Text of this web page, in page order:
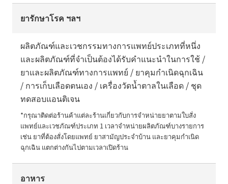
ยารักษาโรค ฯลฯ
ผลิตภัณฑ์และเวชกรรมทางการแพทย์ประเภทที่หนึ่ง
และผลิตภัณฑ์ที่จำเป็นต้องได้รับคำแนะนำในการใช้ /
ยาและผลิตภัณฑ์ทางการแพทย์ / ยาคุมกำเนิดฉุกเฉิน
/ การเก็บเลือดตนเอง / เครื่องวัดน้ำตาลในเลือด / ชุด
ทดสอบแอนติเจน
*กรุณาติดต่อร้านค้าแต่ละร้านเกี่ยวกับการจำหน่ายยาตามใบสั่ง
แพทย์และเวชภัณฑ์ประเภท 1 เวลาจำหน่ายผลิตภัณฑ์บางรายการ
เช่น ยาที่ต้องสั่งโดยแพทย์ ยาสามัญประจำบ้าน และยาคุมกำเนิด
ฉุกเฉิน แตกต่างกันไปตามเวลาเปิดร้าน
อาหาร